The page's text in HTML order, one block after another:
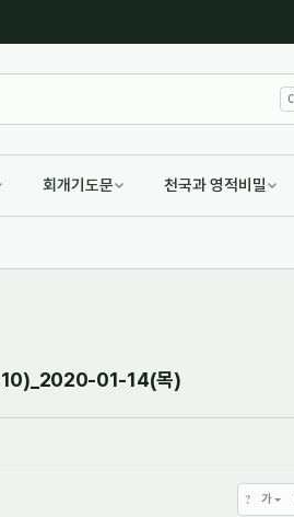
회개기도문 천국과 영적비밀
01-14(목)
? 가